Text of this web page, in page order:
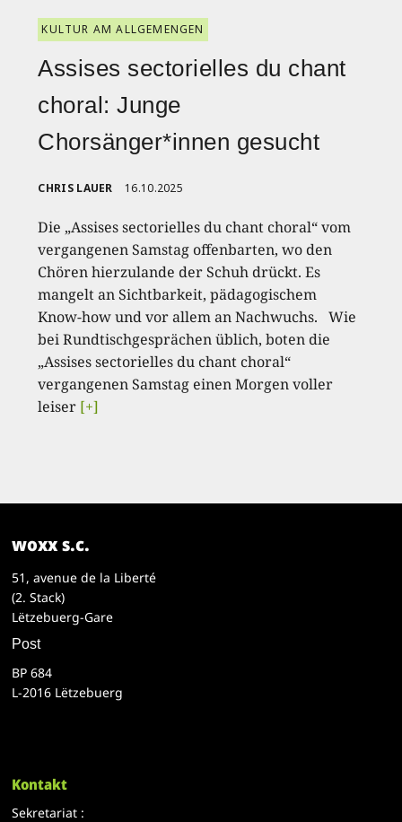
KULTUR AM ALLGEMENGEN
Assises sectorielles du chant
choral: Junge
Chorsänger*innen gesucht
CHRIS LAUER 16.10.2025
Die „Assises sectorielles du chant choral“ vom
vergangenen Samstag offenbarten, wo den
Chören hierzulande der Schuh drückt. Es
mangelt an Sichtbarkeit, pädagogischem
Know-how und vor allem an Nachwuchs. Wie
bei Rundtischgesprächen üblich, boten die
„Assises sectorielles du chant choral“
vergangenen Samstag einen Morgen voller
leiser [+]
woxx s.c.
51, avenue de la Liberté
(2. Stack)
Lëtzebuerg-Gare
Post
BP 684
L-2016 Lëtzebuerg
Kontakt
Sekretariat :